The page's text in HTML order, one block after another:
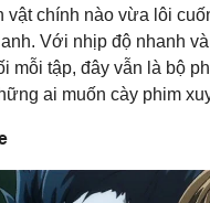
vật chính nào vừa lôi
Với nhịp độ nhanh
mỗi tập, đây vẫn là bộ
ai muốn cày phim